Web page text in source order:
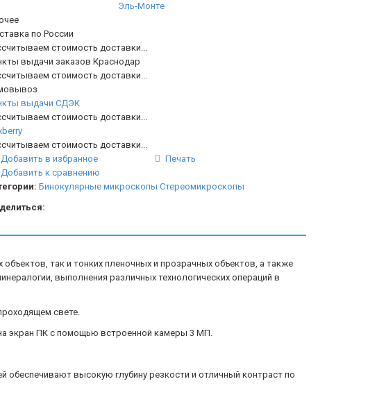
Эль-Монте
по России
стоимость доставки...
выдачи заказов Краснодар
стоимость доставки...
выдачи СДЭК
стоимость доставки...
стоимость доставки...
Добавить в избранное
Печать
Добавить к сравнению
Бинокулярные микроскопы Стереомикроскопы
так и тонких пленочных и прозрачных объектов, а также
выполнения различных технологических операций в
свете.
экран ПК с помощью встроенной камеры 3 МП.
высокую глубину резкости и отличный контраст по